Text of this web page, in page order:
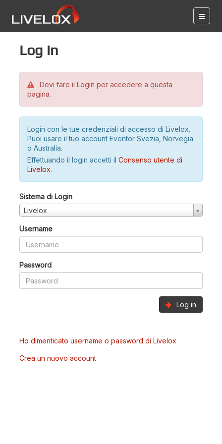
Log in
Devi fare il Login per accedere a questa
pagina.
Login con le tue credenziali di accesso di Livelox.
Puoi usare il tuo account Eventor Svezia, Norvegia
o Australia.
Effettuando il login accetti il Consenso utente di
Livelox.
Sistema di Login
Livelox
Username
Password
Log in
Ho dimenticato username o password di Livelox
Crea un nuovo account